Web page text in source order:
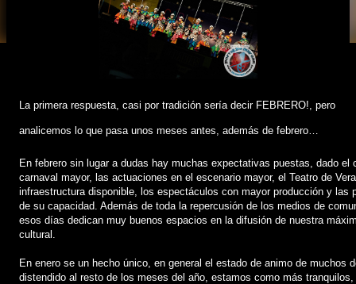
La primera respuesta, casi por tradición sería decir FEBRERO!, pero
analicemos lo que pasa unos meses antes, además de febrero…
En febrero sin lugar a dudas hay muchas expectativas puestas, dado el
carnaval mayor, las actuaciones en el escenario mayor, el Teatro de
infraestructura disponible, los espectáculos con mayor producción y las
de su capacidad. Además de toda la repercusión de los medios de
esos días dedican muy buenos espacios en la difusión de nuestra
cultural.
En enero se un hecho único, en general el estado de animo de muchos
distendido al resto de los meses del año, estamos como más